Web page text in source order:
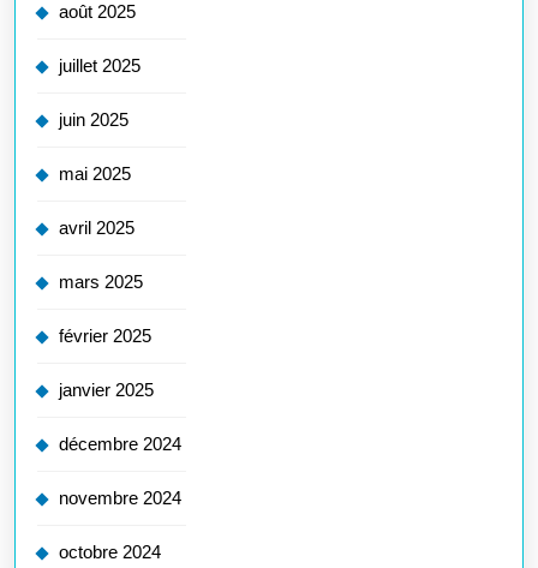
août 2025
juillet 2025
juin 2025
mai 2025
avril 2025
mars 2025
février 2025
janvier 2025
décembre 2024
novembre 2024
octobre 2024